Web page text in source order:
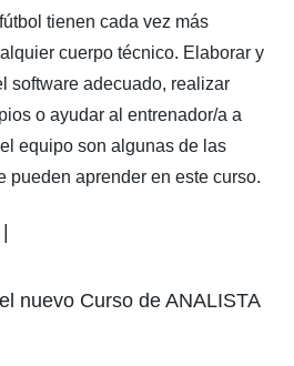
tienen cada vez más
cuerpo técnico. Elaborar y
software adecuado, realizar
o ayudar al entrenador/a a
equipo son algunas de las
pueden aprender en este curso.
nuevo Curso de ANALISTA